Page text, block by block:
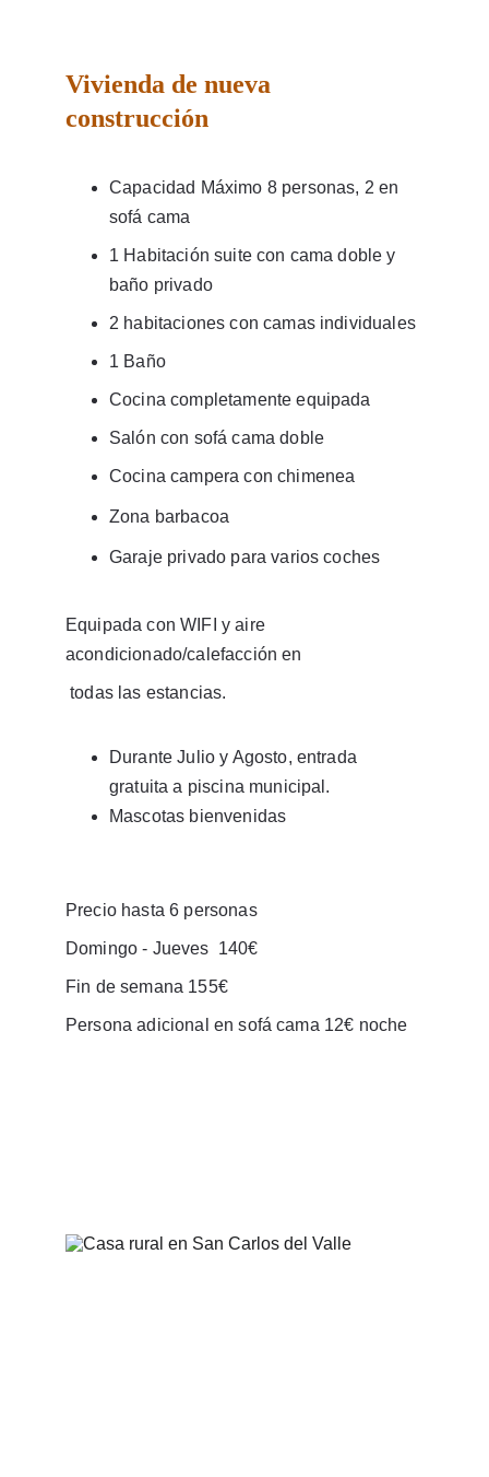
Vivienda de nueva
construcción
Capacidad Máximo 8 personas, 2 en
sofá cama
1 Habitación suite con cama doble y
baño privado
2 habitaciones con camas individuales
1 Baño
Cocina completamente equipada
Salón con sofá cama doble
Cocina campera con chimenea
Zona barbacoa
Garaje privado para varios coches
Equipada con WIFI y aire
acondicionado/calefacción en
todas las estancias.
Durante Julio y Agosto, entrada
gratuita a piscina municipal.
Mascotas bienvenidas
Precio hasta 6 personas
Domingo - Jueves  140€
Fin de semana 155€
Persona adicional en sofá cama 12€ noche